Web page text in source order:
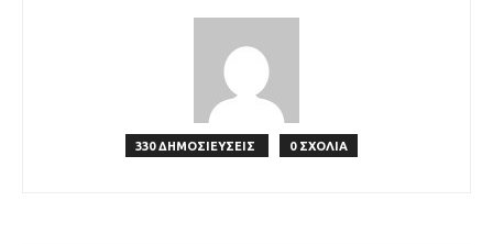
330 ΔΗΜΟΣΙΕΥΣΕΙΣ 0 ΣΧΟΛΙΑ